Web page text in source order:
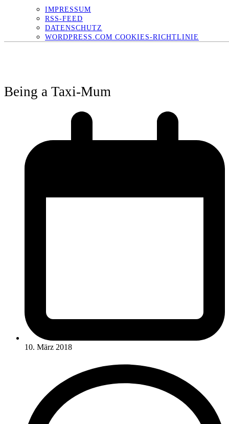
IMPRESSUM
RSS-FEED
DATENSCHUTZ
WORDPRESS.COM COOKIES-RICHTLINIE
Being a Taxi-Mum
10. März 2018